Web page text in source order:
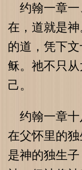
约翰一章
在，道就是
的道，凭下
稣。祂不只
己。
约翰一章
在父怀里的
是神的独生